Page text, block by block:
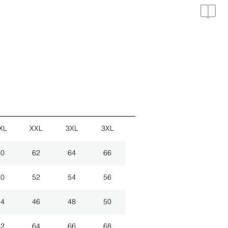
XXL 3XL 3XL
62 64 66
52 54 56
46 48 50
64 66 68